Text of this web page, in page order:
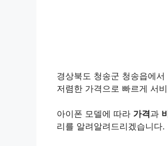
경상북도 청송군 청송읍에서
저렴한 가격으로 빠르게 서
아이폰 모델에 따라 가격과
리를 알려알려드리겠습니다.